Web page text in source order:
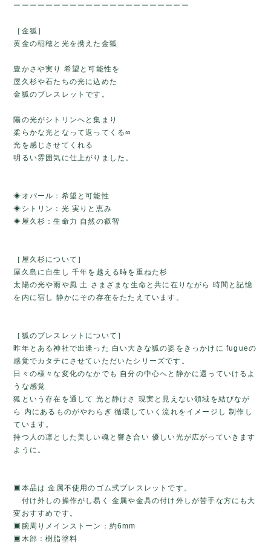
ーーーーーーーーーーーーーーーーーーーーーー
［金狐］
黄金の稲穂と光を携えた金狐
豊かさや実り 希望と可能性を
屋久杉や石たちの光に込めた
金狐のブレスレットです。
陽の光がシトリンへと集まり
柔らかな光となって返ってくる∞
光を感じさせてくれる
明るい雰囲気に仕上がりました。
◈オパール：希望と可能性
◈シトリン：光 実りと恵み
◈屋久杉：生命力 自然の叡智
［屋久杉について］
屋久島に自生し 千年を越える時を重ねた杉
太陽の光や雨や風 土 さまざまな生命と共に在りながら 時間と記憶
を内に宿し 静かにその存在をたたえています。
［狐のブレスレットについて］
昨年とある神社で出逢った 白い大きな狐の姿をきっかけに fugueの
感覚でカタチにさせていただいたシリーズです。
日々の様々な変化のなかでも 自分の中心へと静かに還っていけるよ
うな感覚
狐という存在を通して 光と静けさ 現実と見えない領域を結びなが
ら 内にあるものがやわらぎ 循環していく流れをイメージし 制作し
ています。
持つ人の凛とした美しい魂と響き合い 優しい光が広がっていきます
ように。
▣本品は 金属不使用のゴム式ブレスレットです。
付け外しの操作がし易く 金属や金具の付け外しが苦手な方にも大
変おすすめです。
▣腕周りメインストーン：約6mm
▣木部：樹脂塗料